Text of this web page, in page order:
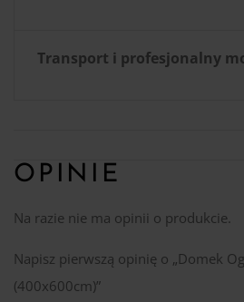
Transport i profesjonalny
OPINIE
Na razie nie ma opinii o produkcie.
Napisz pierwszą opinię o „Domek
(400x600cm)”